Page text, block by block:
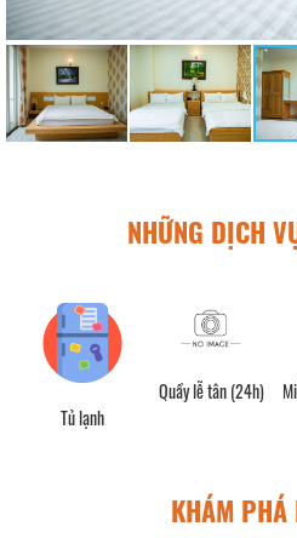
NHỮNG DỊCH
Tủ lạnh
Quầy lễ tân (24h)
KHÁM PHÁ